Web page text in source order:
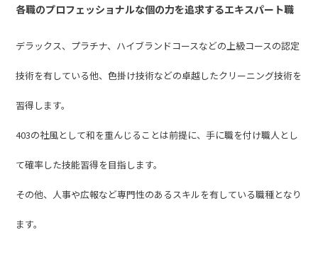
各職のプロフェッショナルな個の力を追求するエキスパート職
デラックス、プラチナ、ハイブランドコースなどの上級コースの認定
技術を有している他、色掛け技術などの卓越したクリーニング技術を
習得します。
403の社風として和を重んじることは前提に、手に職を付け職人とし